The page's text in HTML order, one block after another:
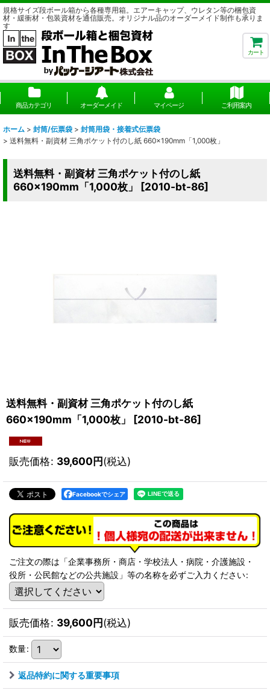
規格サイズ段ボール箱から各種専用箱。エアーキャップ、ウレタン等の梱包資
材・緩衝材・包装資材を通信販売。オリジナル品のオーダーメイド制作も承りま
す
カート
商品カテゴリ オーダーメイド マイページ ご利用案内
ホーム > 封筒/伝票袋 > 封筒用袋・接着式伝票袋
> 送料無料・副資材 三角ポケット付のし紙 660×190mm「1,000枚」
送料無料・副資材 三角ポケット付のし紙
660×190mm「1,000枚」
[2010-bt-86]
送料無料・副資材 三角ポケット付のし紙
660×190mm「1,000枚」
[2010-bt-86]
販売価格: 39,600円(税込)
Facebookでシェア
ご注文の際は「企業事務所・商店・学校法人・病院・介護施設・
役所・公民館などの公共施設」等の名称を必ずご入力ください:
販売価格: 39,600円(税込)
数量:
返品特約に関する重要事項